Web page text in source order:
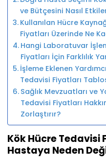
ve Bütçesini Nasıl
Kullanılan Hücre
Fiyatları Üzerinde Ne
Hangi Laboratuvar
Fiyatları İçin Farklılık
İşleme Eklenen
Tedavisi Fiyatları
Sağlık Mevzuatları ve
Tedavisi Fiyatları
Zorlaştırır?
Kök Hücre
Hastaya Neden